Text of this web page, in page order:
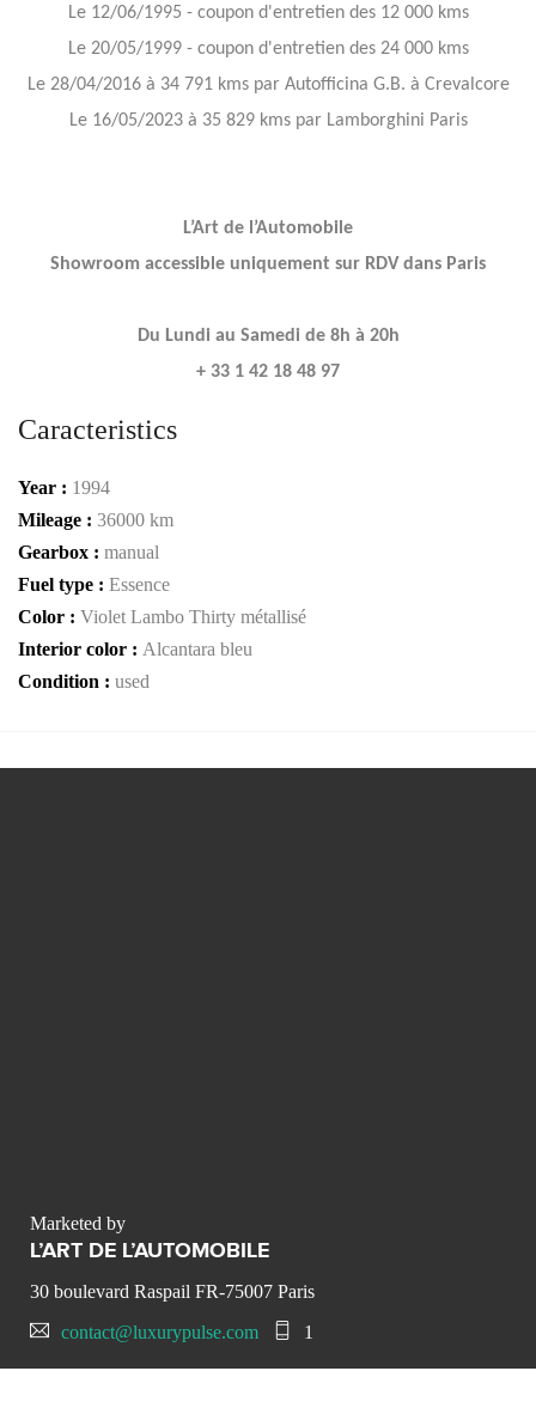
Le 12/06/1995 - coupon d'entretien des 12 000 kms
Le 20/05/1999 - coupon d'entretien des 24 000 kms
Le 28/04/2016 à 34 791 kms par Autofficina G.B. à Crevalcore
Le 16/05/2023 à 35 829 kms par Lamborghini Paris
L’Art de l’Automobile
Showroom accessible uniquement sur RDV dans Paris
Du Lundi au Samedi de 8h à 20h
+ 33 1 42 18 48 97
Caracteristics
Year : 1994
Mileage : 36000 km
Gearbox : manual
Fuel type : Essence
Color : Violet Lambo Thirty métallisé
Interior color : Alcantara bleu
Condition : used
Marketed by
L’ART DE L’AUTOMOBILE
30 boulevard Raspail FR-75007 Paris
contact@luxurypulse.com
1